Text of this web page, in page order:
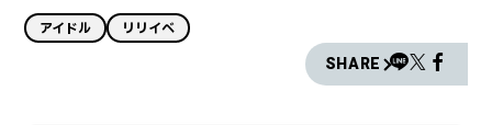
アイドル リリイベ
SHARE